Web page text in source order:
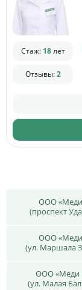
Стаж: 18лет
Отзывы:2
ООО
(проспект
ООО
(ул. Маршала
ООО «Меди
(ул. Малая